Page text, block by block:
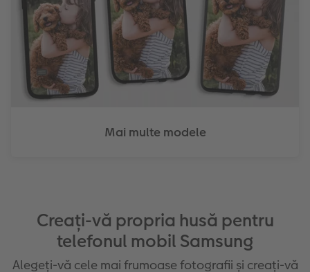
Mai multe modele
Creați-vă propria husă pentru
telefonul mobil Samsung
Alegeți-vă cele mai frumoase fotografii și creați-vă